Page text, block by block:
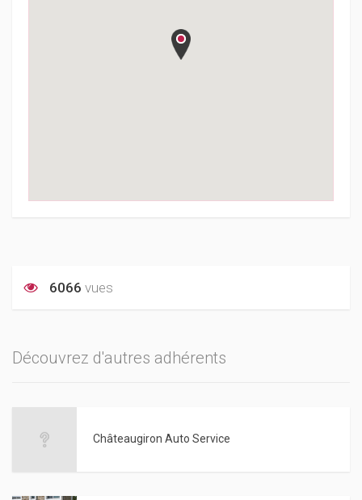
6066 vues
Découvrez d'autres adhérents
Châteaugiron Auto Service